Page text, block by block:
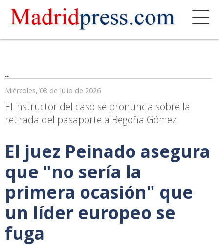
..
Miércoles, 08 de Julio de 2026
El instructor del caso se pronuncia sobre la
retirada del pasaporte a Begoña Gómez
El juez Peinado asegura
que "no sería la
primera ocasión" que
un líder europeo se
fuga